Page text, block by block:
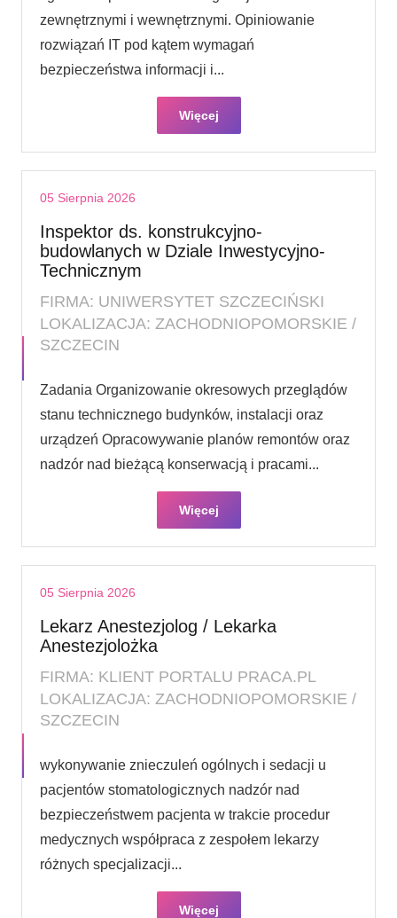
zewnętrznymi i wewnętrznymi. Opiniowanie
rozwiązań IT pod kątem wymagań
bezpieczeństwa informacji i...
Więcej
05 Sierpnia 2026
Inspektor ds. konstrukcyjno-
budowlanych w Dziale Inwestycyjno-
Technicznym
FIRMA: UNIWERSYTET SZCZECIŃSKI
LOKALIZACJA: ZACHODNIOPOMORSKIE /
SZCZECIN
Zadania Organizowanie okresowych przeglądów
stanu technicznego budynków, instalacji oraz
urządzeń Opracowywanie planów remontów oraz
nadzór nad bieżącą konserwacją i pracami...
Więcej
05 Sierpnia 2026
Lekarz Anestezjolog / Lekarka
Anestezjolożka
FIRMA: KLIENT PORTALU PRACA.PL
LOKALIZACJA: ZACHODNIOPOMORSKIE /
SZCZECIN
wykonywanie znieczuleń ogólnych i sedacji u
pacjentów stomatologicznych nadzór nad
bezpieczeństwem pacjenta w trakcie procedur
medycznych współpraca z zespołem lekarzy
różnych specjalizacji...
Więcej